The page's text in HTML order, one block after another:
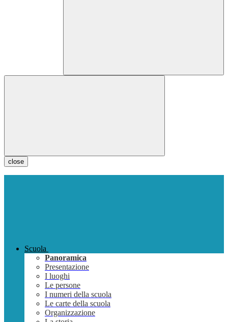
close
Scuola
Panoramica
Presentazione
I luoghi
Le persone
I numeri della scuola
Le carte della scuola
Organizzazione